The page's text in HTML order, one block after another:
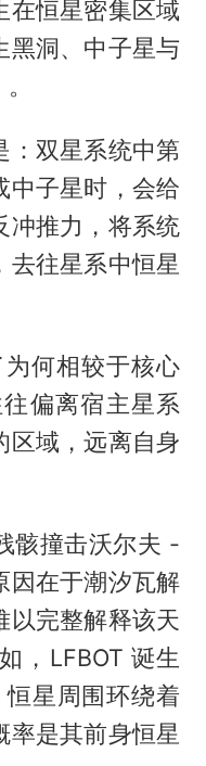
在恒星密集区域
黑洞、中子星与
：双星系统中第
中子星时，会给
冲推力，将系统
去往星系中恒星
何相较于核心
偏离宿主星系
区域，远离自身
骸撞击沃尔夫 -
因在于潮汐瓦解
以完整解释该天
，LFBOT 诞生
星周围环绕着
率是其前身恒星